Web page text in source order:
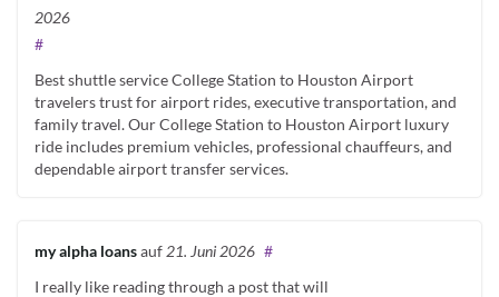
2026
#
Best shuttle service College Station to Houston Airport
travelers trust for airport rides, executive transportation, and
family travel. Our College Station to Houston Airport luxury
ride includes premium vehicles, professional chauffeurs, and
dependable airport transfer services.
my alpha loansauf 21. Juni 2026 #
I really like reading through a post that will